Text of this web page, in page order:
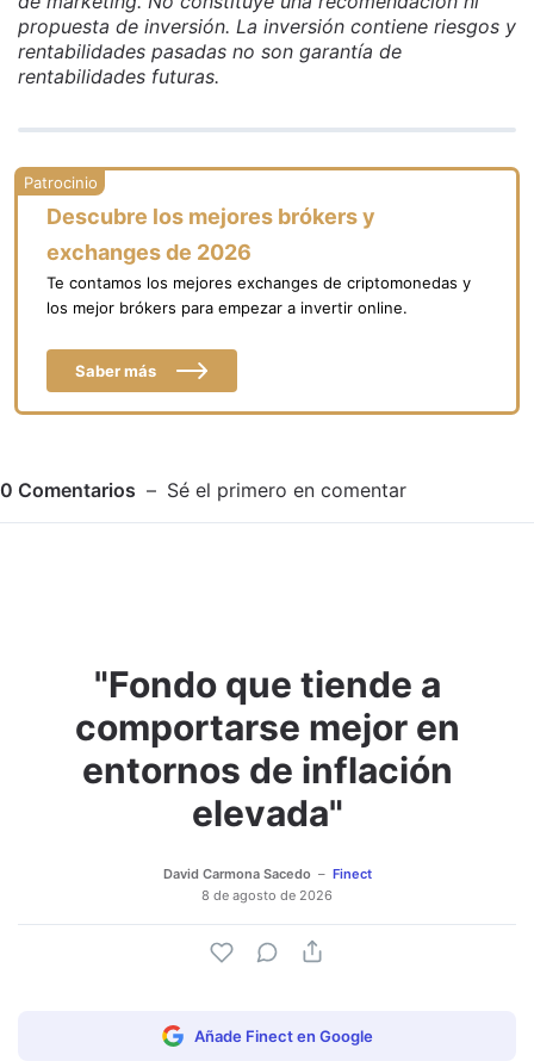
propuesta de inversión. La inversión contiene riesgos y
rentabilidades pasadas no son garantía de
rentabilidades futuras.
Descubre los mejores brókers y
exchanges de 2026
Te contamos los mejores exchanges de criptomonedas y
los mejor brókers para empezar a invertir online.
Saber más
0 Comentarios Sé el primero en comentar
Adjuntar imagen Comentar
"Fondo que tiende a
comportarse mejor en
entornos de inflación
elevada"
David Carmona Sacedo
Finect
8 de agosto de 2026
Añade Finect en Google